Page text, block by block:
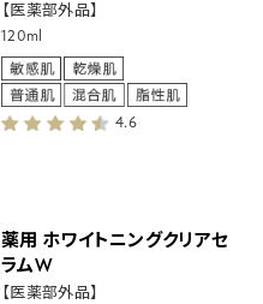
【医薬部外品】
120ml
4.6
薬用 ホワイトニングクリアセ
ラムW
【医薬部外品】